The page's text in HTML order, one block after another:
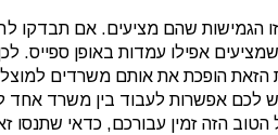
הגמישות שהם מציעים. אם תבדקו
שמציעים אפילו עמדות באופן ספייס.
הזאת הופכת את אותם משרדים
אפשרות לעבוד בין משרד אחד
הטוב הזה זמין עבורכם, כדאי